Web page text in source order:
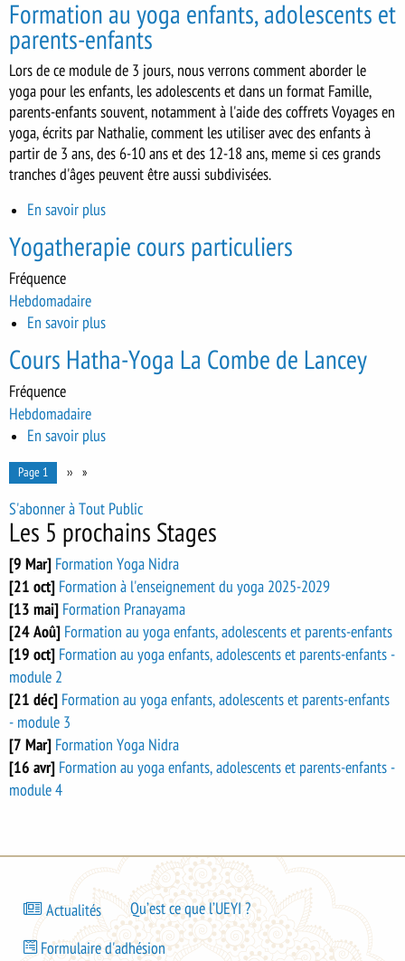
au
yoga
enfants,
adolescents
et
parents-
enfants
-
module
Formation au yoga enfants, adolescents et
parents-enfants
Lors de ce module de 3 jours, nous verrons comment aborder le
yoga pour les enfants, les adolescents et dans un format Famille,
parents-enfants souvent, notamment à l'aide des coffrets Voyages en
yoga, écrits par Nathalie, comment les utiliser avec des enfants à
partir de 3 ans, des 6-10 ans et des 12-18 ans, meme si ces grands
tranches d'âges peuvent être aussi subdivisées.
En savoir plus
au
parents-
Yogatherapie cours particuliers
Fréquence
Hebdomadaire
En savoir plus
cours
Cours Hatha-Yoga La Combe de Lancey
Fréquence
Hebdomadaire
En savoir plus
Yoga
La
Combe
de
Lancey
Pagination
You're on
Page 1
Page
››
S'abonner à Tout Public
Les 5 prochains Stages
[9 Mar] Formation Yoga Nidra
[21 oct] Formation à l'enseignement du yoga 2025-2029
[13 mai] Formation Pranayama
[24 Aoû] Formation au yoga enfants, adolescents et parents-enfants
[19 oct] Formation au yoga enfants, adolescents et parents-enfants -
module 2
[21 déc] Formation au yoga enfants, adolescents et parents-enfants
- module 3
[7 Mar] Formation Yoga Nidra
[16 avr] Formation au yoga enfants, adolescents et parents-enfants -
module 4
Bas
page
Actualités Qu’est ce que l’UEYI ?
Bas Formulaire d'adhésion